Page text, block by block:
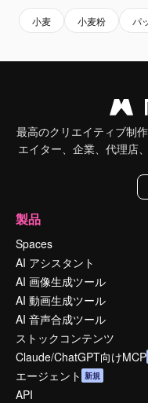
小麦 小麦粉 パ
最高のクリエイティブ制
エイター、企業、代理店
製品
Spaces
AI アシスタント
AI 画像生成ツール
AI 動画生成ツール
AI 音声合成ツール
ストックコンテンツ
Claude/ChatGPT向けMCP
エージェント 新規
API